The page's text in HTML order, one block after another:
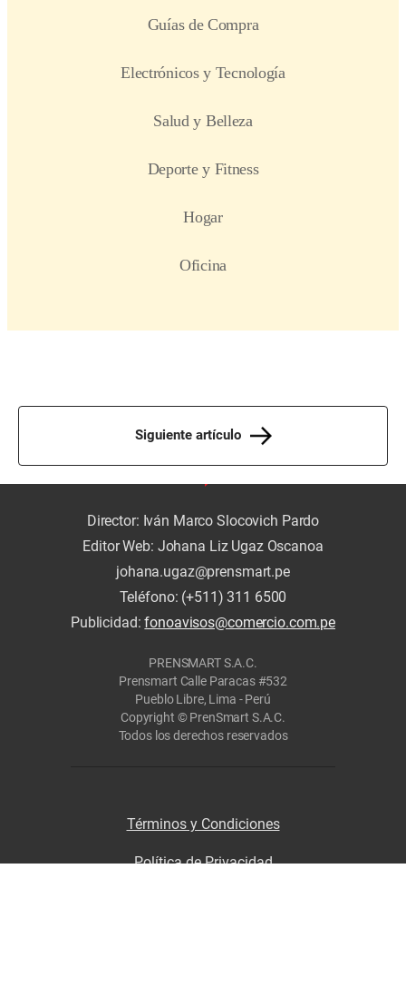
Siguiente artículo
Director: Iván Marco Slocovich Pardo
Editor Web: Johana Liz Ugaz Oscanoa
johana.ugaz@prensmart.pe
Teléfono: (+511) 311 6500
Publicidad:fonoavisos@comercio.com.pe
PRENSMART S.A.C.
Prensmart Calle Paracas #532
Pueblo Libre, Lima - Perú
Copyright © PrenSmart S.A.C.
Todos los derechos reservados
Términos y Condiciones
Política de Privacidad